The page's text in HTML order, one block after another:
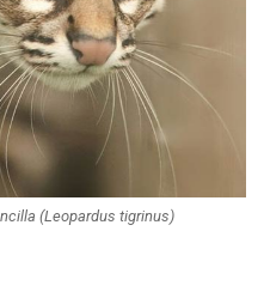
(Leopardus tigrinus)